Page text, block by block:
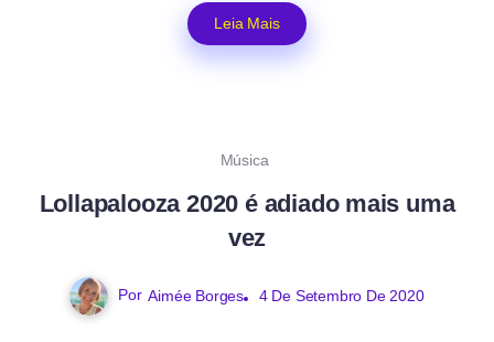
Leia Mais
Música
Lollapalooza 2020 é adiado mais uma
vez
Por Aimée Borges 4 De Setembro De 2020